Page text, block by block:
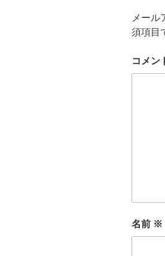
メール
須項目
コメン
名前 ※